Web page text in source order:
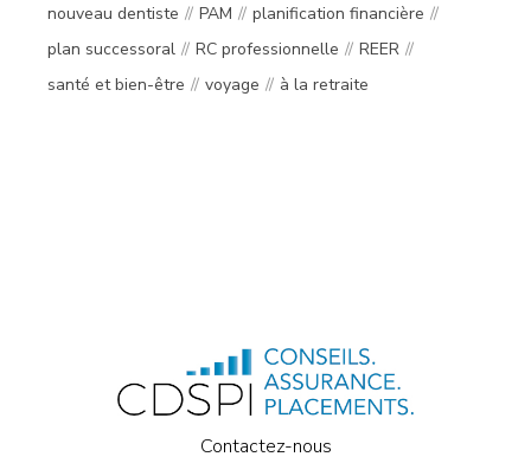
nouveau dentiste
PAM
planification financière
plan successoral
RC professionnelle
REER
santé et bien-être
voyage à la retraite
Contactez-nous